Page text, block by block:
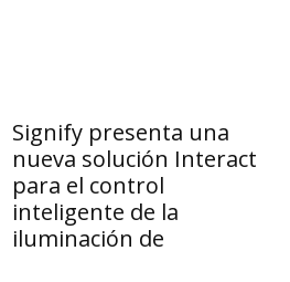
Signify presenta una
nueva solución Interact
para el control
inteligente de la
iluminación de